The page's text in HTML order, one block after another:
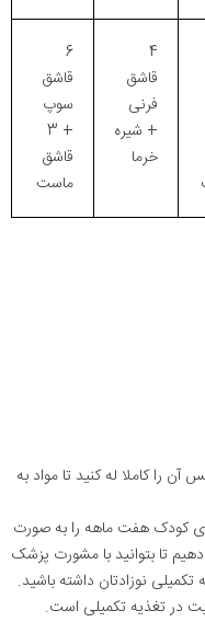
4
قاشق
فرنی
+ شیره
خرما
6
قاشق
سوپ
+ 3
قاشق
ماست
را کاملا له کنید تا مواد به
کودک هفت ماهه را به صورت
تا بتوانید با مشورت پزشک
نوزادتان داشته باشید.
در تغذیه تکمیلی است.